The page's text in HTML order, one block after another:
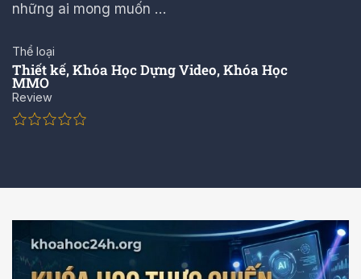
những ai mong muốn …
Thể loại
Thiết kế,Khóa Học Dựng Video,Khóa Học
MMO
Review